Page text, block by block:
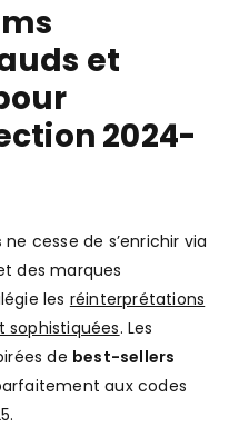
et
2024-
ne cesse de s’enrichir via
des marques
les réinterprétations
sophistiquées. Les
de best-sellers
aux codes